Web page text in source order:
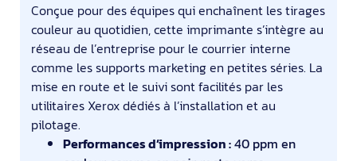
Conçue pour des équipes qui enchaînent les tirages
couleur au quotidien, cette imprimante s’intègre au
réseau de l’entreprise pour le courrier interne
comme les supports marketing en petites séries. La
mise en route et le suivi sont facilités par les
utilitaires Xerox dédiés à l’installation et au
pilotage.
Performances d’impression :40 ppm en